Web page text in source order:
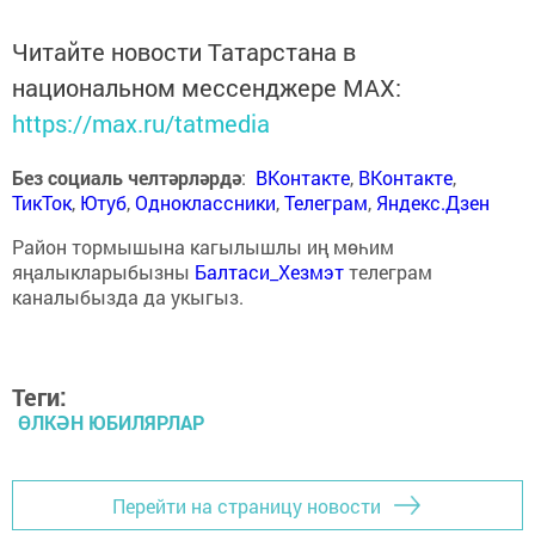
Читайте новости Татарстана в
национальном мессенджере MАХ:
https://max.ru/tatmedia
Без социаль челтәрләрдә: ВКонтакте, ВКонтакте,
ТикТок, Ютуб,Одноклассники,Телеграм, Яндекс.Дзен
Район тормышына кагылышлы иң мөһим
яңалыкларыбызны Балтаси_Хезмэттелеграм
каналыбызда да укыгыз.
Теги:
ӨЛКӘН ЮБИЛЯРЛАР
Перейти на страницу новости